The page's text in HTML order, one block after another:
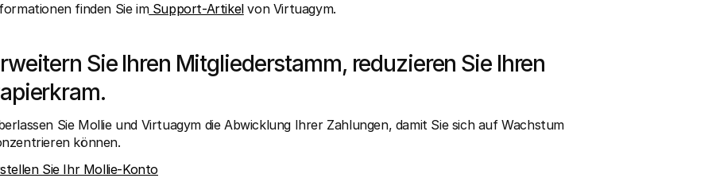
finden Sie im Support-Artikel von Virtuagym.
Sie Ihren Mitgliederstamm, reduzieren Sie Ihren
Sie Mollie und Virtuagym die Abwicklung Ihrer Zahlungen, damit Sie sich auf Wachstum
können.
Sie Ihr Mollie-Konto